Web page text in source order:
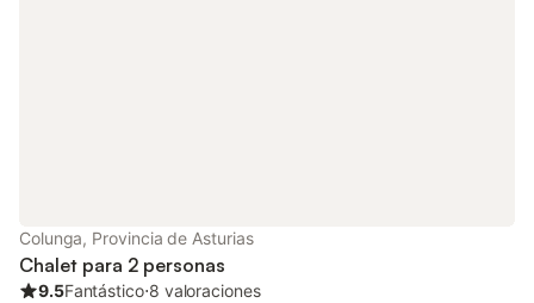
Colunga, Provincia de Asturias
Chalet para 2 personas
9.5Fantástico⋅8 valoraciones